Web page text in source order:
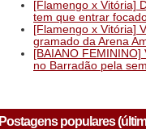
[Flamengo x Vitória]
tem que entrar
[Flamengo x Vitória]
gramado da Arena
[BAIANO
no Barradão pela
Postagens populares